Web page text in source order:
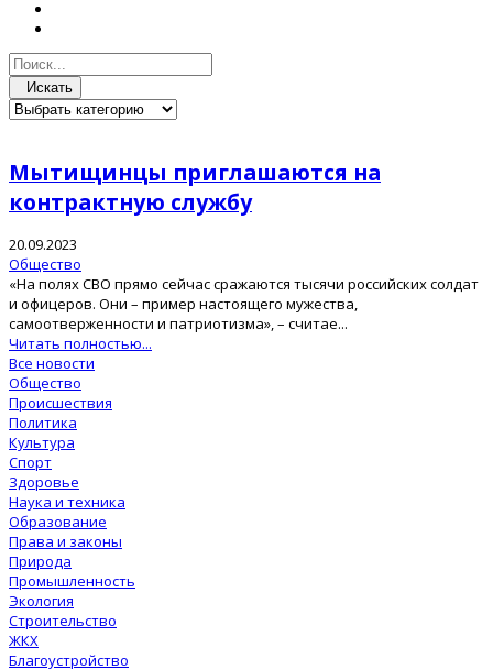
Искать
Мытищинцы приглашаются на
контрактную службу
20.09.2023
Общество
«На полях СВО прямо сейчас сражаются тысячи российских солдат
и офицеров. Они – пример настоящего мужества,
самоотверженности и патриотизма», – считае...
Читать полностью...
Все новости
Общество
Происшествия
Политика
Культура
Спорт
Здоровье
Наука и техника
Образование
Права и законы
Природа
Промышленность
Экология
Строительство
ЖКХ
Благоустройство